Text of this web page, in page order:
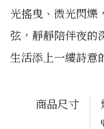
光搖曳、微光閃爍
弦，靜靜陪伴夜的
生活添上一縷詩意
商品尺寸